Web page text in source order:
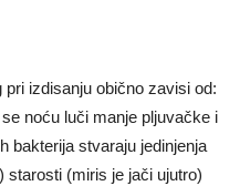
izdisanju obično zavisi od:
noću luči manje pljuvačke i
bakterija stvaraju jedinjenja
starosti (miris je jači ujutro)